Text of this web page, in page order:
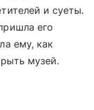
и суеты.
его
ему, как
музей.